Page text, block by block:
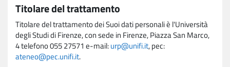
Titolare del trattamento
Titolare del trattamento dei Suoi dati personali è l'Università
degli Studi di Firenze, con sede in Firenze, Piazza San Marco,
4 telefono 055 27571 e-mail:urp@unifi.it, pec:
ateneo@pec.unifi.it.